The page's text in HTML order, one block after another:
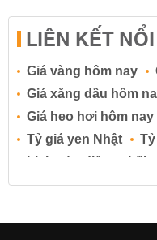
LIÊN KẾT
Giá vàng hôm nay
Giá xăng dầu hôm
Giá heo hơi hôm nay
Tỷ giá yen Nhật
Lịch cúp điện
Lãi
Lãi suất tiết kiệm